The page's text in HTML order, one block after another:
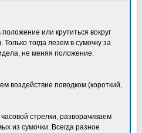
или крутиться вокруг
тогда лезем в сумочку за
не меняя положение.
воздействие поводком (короткий,
стрелки, разворачиваем
из сумочки. Всегда разное